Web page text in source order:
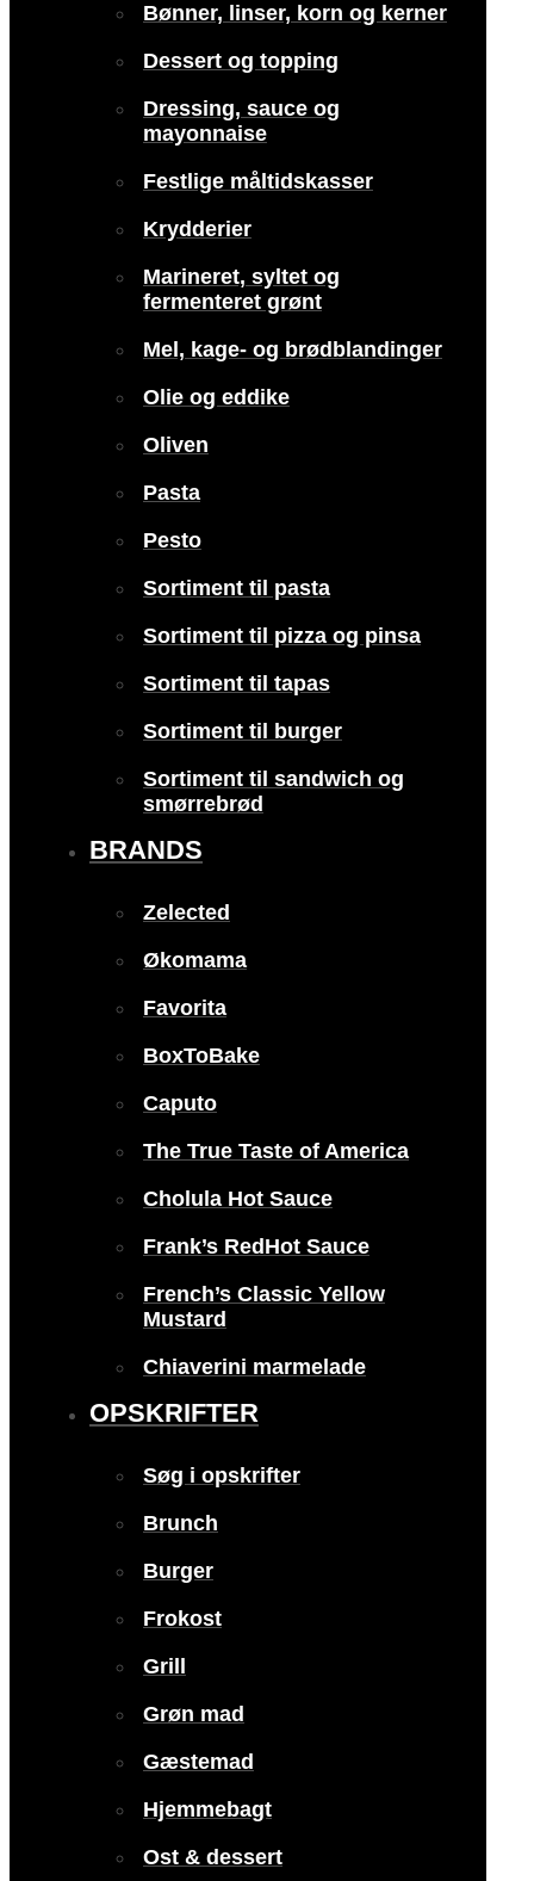
Bønner, linser, korn og kerner
Dessert og topping
Dressing, sauce og
mayonnaise
Festlige måltidskasser
Krydderier
Marineret, syltet og
fermenteret grønt
Mel, kage- og brødblandinger
Olie og eddike
Oliven
Pasta
Pesto
Sortiment til pasta
Sortiment til pizza og pinsa
Sortiment til tapas
Sortiment til burger
Sortiment til sandwich og
smørrebrød
BRANDS
Zelected
Økomama
Favorita
BoxToBake
Caputo
The True Taste of America
Cholula Hot Sauce
Frank’s RedHot Sauce
French’s Classic Yellow
Mustard
Chiaverini marmelade
OPSKRIFTER
Søg i opskrifter
Brunch
Burger
Frokost
Grill
Grøn mad
Gæstemad
Hjemmebagt
Ost & dessert